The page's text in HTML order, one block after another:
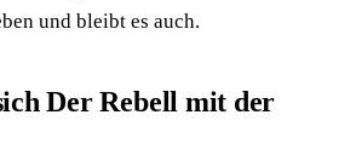
und bleibt es auch.
Der Rebell mit der